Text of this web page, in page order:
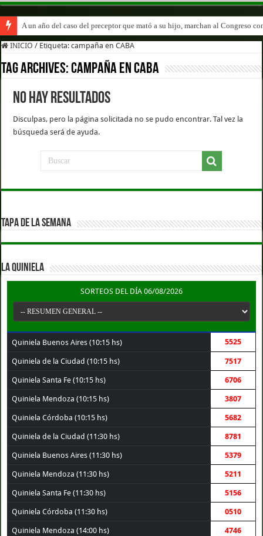
A un año del caso del preceptor que mató a su hijo, marchan al Congreso
INICIO / Etiqueta:campaña en CABA
Tag Archives:campaña en CABA
No hay resultados
Disculpas, pero la página solicitada no se pudo encontrar. Tal vez la
búsqueda será de ayuda.
TAPA DE LA SEMANA
LA QUINIELA
SORTEOS DEL DÍA 06/08/2026
Quiniela Buenos Aires (10:15 hs) 5525
Quiniela de la Ciudad (10:15 hs) 7517
Quiniela Santa Fe (10:15 hs) 6706
Quiniela Mendoza (10:15 hs) 3807
Quiniela Córdoba (10:15 hs) 5682
Quiniela de la Ciudad (11:30 hs) 8781
Quiniela Buenos Aires (11:30 hs) 5379
Quiniela Mendoza (11:30 hs) 5211
Quiniela Santa Fe (11:30 hs) 5156
Quiniela Córdoba (11:30 hs) 0510
Quiniela Mendoza (14:00 hs) 4746